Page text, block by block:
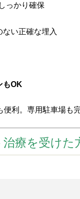
っかり確保
ない正確な埋入
もOK
利。専用駐車場も
療を受けた